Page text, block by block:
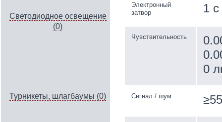
Светодиодное освещение
(0)
Турникеты, шлагбаумы (0)
Электронный
затвор
1
Чувствительность
0
Сигнал / шум